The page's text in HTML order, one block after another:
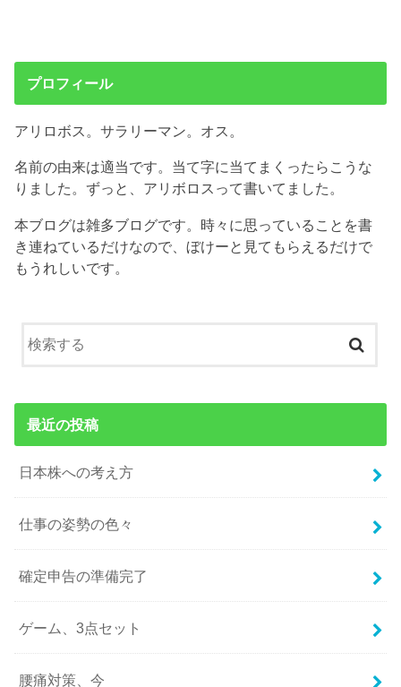
プロフィール
アリロボス。サラリーマン。オス。
名前の由来は適当です。当て字に当てまくったらこうな
りました。ずっと、アリボロスって書いてました。
本ブログは雑多ブログです。時々に思っていることを書
き連ねているだけなので、ぼけーと見てもらえるだけで
もうれしいです。
最近の投稿
日本株への考え方
仕事の姿勢の色々
確定申告の準備完了
ゲーム、3点セット
腰痛対策、今